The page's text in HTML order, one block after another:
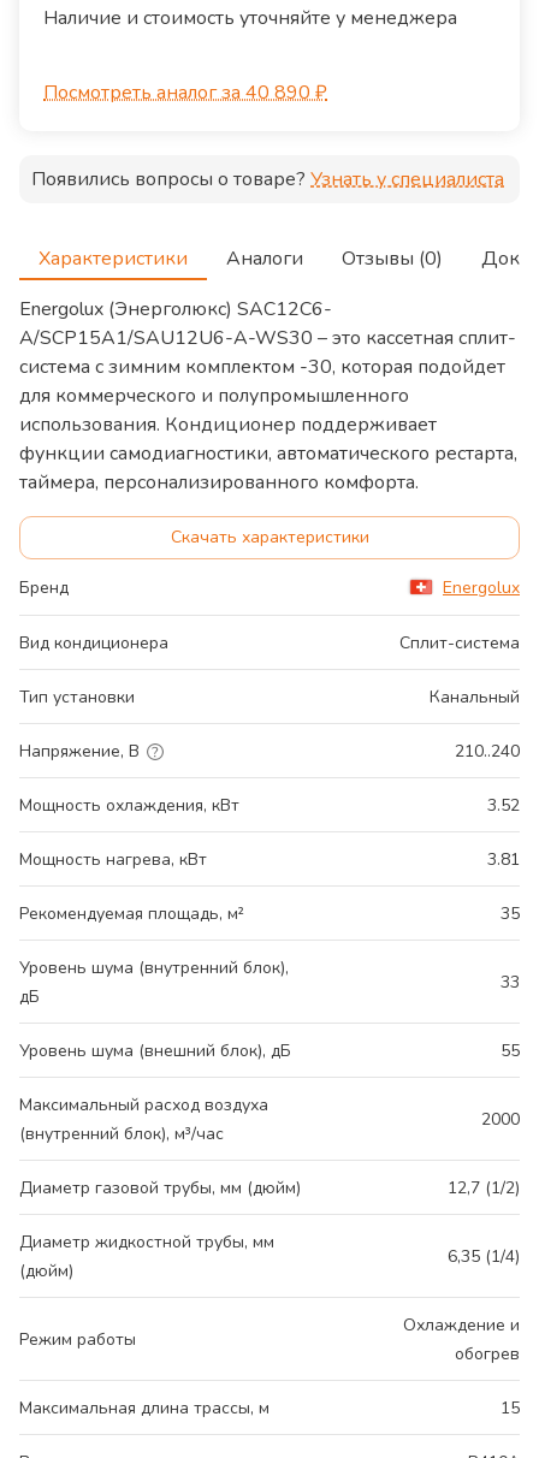
Наличие и стоимость уточняйте у менеджера
Посмотреть аналог за 40 890 ₽
Появились вопросы о товаре? Узнать у специалиста
Характеристики Аналоги Отзывы (0)
Energolux (Энерголюкс) SAC12C6-
A/SCP15A1/SAU12U6-A-WS30 – это кассетная сплит-
система с зимним комплектом -30, которая подойдет
для коммерческого и полупромышленного
использования. Кондиционер поддерживает
функции самодиагностики, автоматического рестарта,
таймера, персонализированного комфорта.
Скачать характеристики
Бренд Energolux
Вид кондиционера Сплит-система
Тип установки Канальный
Напряжение, В 210..240
Мощность охлаждения, кВт 3.52
Мощность нагрева, кВт 3.81
Рекомендуемая площадь, м² 35
Уровень шума (внутренний блок),
дБ
33
Уровень шума (внешний блок), дБ 55
Максимальный расход воздуха
(внутренний блок), м³/час
2000
Диаметр газовой трубы, мм (дюйм) 12,7 (1/2)
Диаметр жидкостной трубы, мм
(дюйм)
6,35 (1/4)
Режим работы
Охлаждение и
обогрев
Максимальная длина трассы, м 15